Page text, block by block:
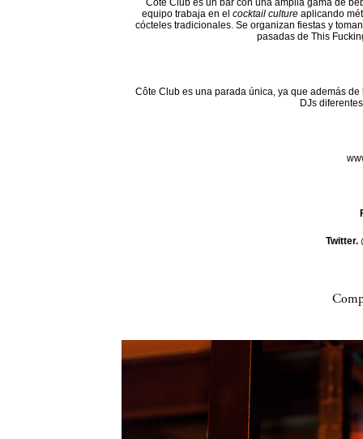
equipo trabaja en el cocktail culture aplicando
cócteles tradicionales. Se organizan fiestas y
pasadas de This
Côte Club es una parada única, ya que además
DJs
Twitter.